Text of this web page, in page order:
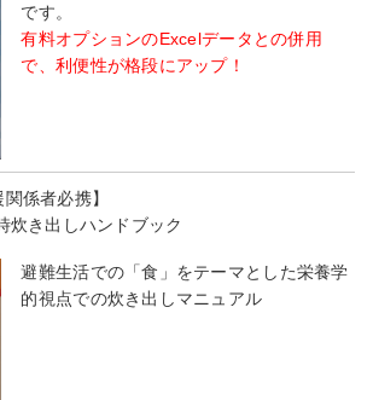
です。
有料オプションのExcelデータとの併用
で、利便性が格段にアップ！
係者必携】
炊き出しハンドブック
避難生活での「食」をテーマとした栄養学
的視点での炊き出しマニュアル